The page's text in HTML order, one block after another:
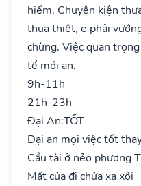
hiểm. Chuyện kiện
thua thiệt, e phải
chừng. Việc quan
tế mới an.
9h-11h
21h-23h
Đại An:TỐT
Đại an mọi việc tốt
Cầu tài ở nẻo phương
Mất của đi chửa xa xôi